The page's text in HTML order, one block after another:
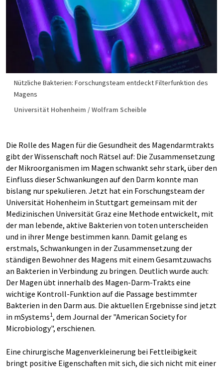
Nützliche Bakterien: Forschungsteam entdeckt Filterfunktion des
Magens
Universität Hohenheim / Wolfram Scheible
Die Rolle des Magen für die Gesundheit des Magendarmtrakts
gibt der Wissenschaft noch Rätsel auf: Die Zusammensetzung
der Mikroorganismen im Magen schwankt sehr stark, über den
Einfluss dieser Schwankungen auf den Darm konnte man
bislang nur spekulieren. Jetzt hat ein Forschungsteam der
Universität Hohenheim in Stuttgart gemeinsam mit der
Medizinischen Universität Graz eine Methode entwickelt, mit
der man lebende, aktive Bakterien von toten unterscheiden
und in ihrer Menge bestimmen kann. Damit gelang es
erstmals, Schwankungen in der Zusammensetzung der
ständigen Bewohner des Magens mit einem Gesamtzuwachs
an Bakterien in Verbindung zu bringen. Deutlich wurde auch:
Der Magen übt innerhalb des Magen-Darm-Trakts eine
wichtige Kontroll-Funktion auf die Passage bestimmter
Bakterien in den Darm aus. Die aktuellen Ergebnisse sind jetzt
in mSystems1, dem Journal der "American Society for
Microbiology", erschienen.
Eine chirurgische Magenverkleinerung bei Fettleibigkeit
bringt positive Eigenschaften mit sich, die sich nicht mit einer